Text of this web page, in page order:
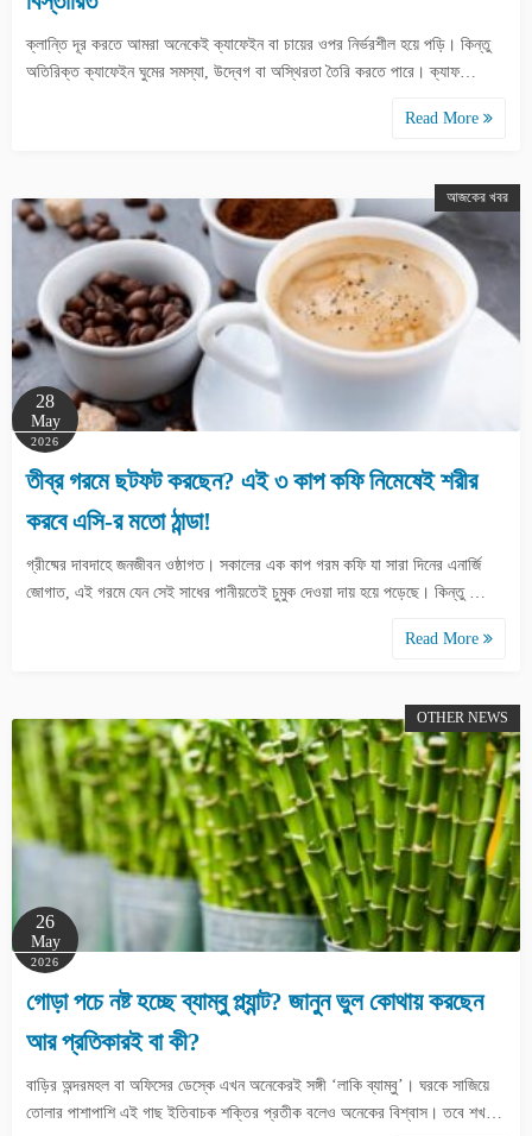
ক্লান্তি দূর করতে আমরা অনেকেই ক্যাফেইন বা চায়ের ওপর নির্ভরশীল হয়ে পড়ি। কিন্তু
অতিরিক্ত ক্যাফেইন ঘুমের সমস্যা, উদ্বেগ বা অস্থিরতা তৈরি করতে পারে। ক্যাফ…
Read More
আজকের খবর
28
May
2026
তীব্র গরমে ছটফট করছেন? এই ৩ কাপ কফি নিমেষেই শরীর
করবে এসি-র মতো ঠান্ডা!
গ্রীষ্মের দাবদাহে জনজীবন ওষ্ঠাগত। সকালের এক কাপ গরম কফি যা সারা দিনের এনার্জি
জোগাত, এই গরমে যেন সেই সাধের পানীয়তেই চুমুক দেওয়া দায় হয়ে পড়েছে। কিন্তু …
Read More
OTHER NEWS
26
May
2026
গোড়া পচে নষ্ট হচ্ছে ব্যাম্বু প্ল্যান্ট? জানুন ভুল কোথায় করছেন
আর প্রতিকারই বা কী?
বাড়ির অন্দরমহল বা অফিসের ডেস্কে এখন অনেকেরই সঙ্গী ‘লাকি ব্যাম্বু’। ঘরকে সাজিয়ে
তোলার পাশাপাশি এই গাছ ইতিবাচক শক্তির প্রতীক বলেও অনেকের বিশ্বাস। তবে শখ…